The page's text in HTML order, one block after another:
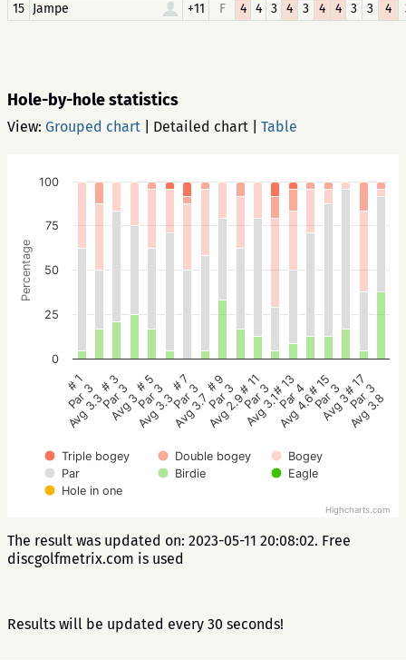
15 Jampe +11 F 4 4 3 4 3 4 4 3 3 4
Hole-by-hole statistics
View: Grouped chart Detailed chart Table
Percentage
Triple bogey Double bogey
Bogey
Par
Birdie
Eagle
Hole in one
# 1
Par 3
Avg 3.3
# 3
Par 3
Avg 3
# 5
Par 3
Avg 3.3
# 7
Par 3
Avg 3.7
# 9
Par 3
Avg 2.9
# 11
Par 3
Avg 3.1
# 13
Par 4
Avg 4.6
# 15
Par 3
Avg 3
# 17
Par 3
Avg 3.8
0
25
50
75
100
Highcharts.com
The result was updated on: 2023-05-11 20:08:02. Free
discgolfmetrix.com is used
Results will be updated every 30 seconds!